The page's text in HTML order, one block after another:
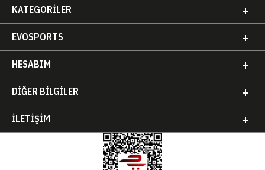
KATEGORILER
EVOSPORTS
HESABIM
DIĞER BILGILER
İLETIŞIM